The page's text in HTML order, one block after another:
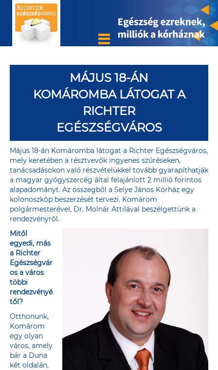
MÁJUS 18-ÁN
KOMÁROMBA LÁTOGAT A
RICHTER
EGÉSZSÉGVÁROS
Május 18-án Komáromba látogat a Richter Egészségváros,
mely keretében a résztvevők ingyenes szűréseken,
tanácsadásokon való részvételükkel tovább gyarapíthatják
a magyar gyógyszercég által felajánlott 2 millió forintos
alapadományt. Az összegből a Selye János Kórház egy
kolonoszkóp beszerzését tervezi. Komárom
polgármesterével, Dr. Molnár Attilával beszélgettünk a
rendezvényről.
Mitől
egyedi, más
a Richter
Egészségvár
os a város
többi
rendezvényé
től?
Otthonunk,
Komárom
egy olyan
város, amely
bár a Duna
két oldalán,